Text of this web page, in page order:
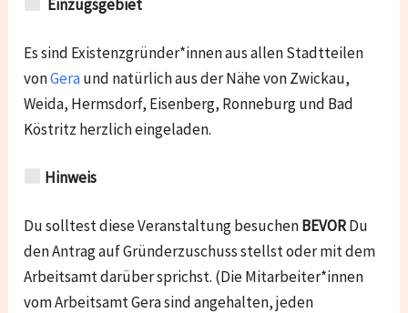
Einzugsgebiet
Es sind Existenzgründer*innen aus allen Stadtteilen
vonGeraund natürlich aus der Nähe vonZwickau,
Weida, Hermsdorf, Eisenberg, Ronneburg und Bad
Köstritz herzlich eingeladen.
Hinweis
Du solltest diese Veranstaltung besuchenBEVORDu
den Antrag auf Gründerzuschuss stellst oder mit dem
Arbeitsamt darüber sprichst. (Die Mitarbeiter*innen
vom Arbeitsamt Gera sind angehalten, jeden